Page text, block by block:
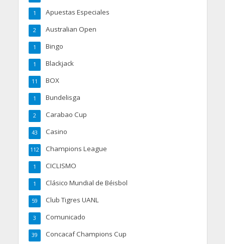
Apuestas Especiales
1
Australian Open
2
Bingo
1
Blackjack
1
BOX
11
Bundelisga
1
Carabao Cup
2
Casino
43
Champions League
112
CICLISMO
1
Clásico Mundial de Béisbol
1
Club Tigres UANL
59
Comunicado
3
Concacaf Champions Cup
39